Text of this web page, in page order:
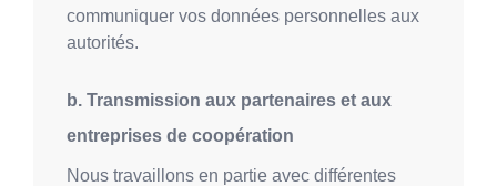
communiquer vos données personnelles aux
autorités.
b. Transmission aux partenaires et aux
entreprises de coopération
Nous travaillons en partie avec différentes